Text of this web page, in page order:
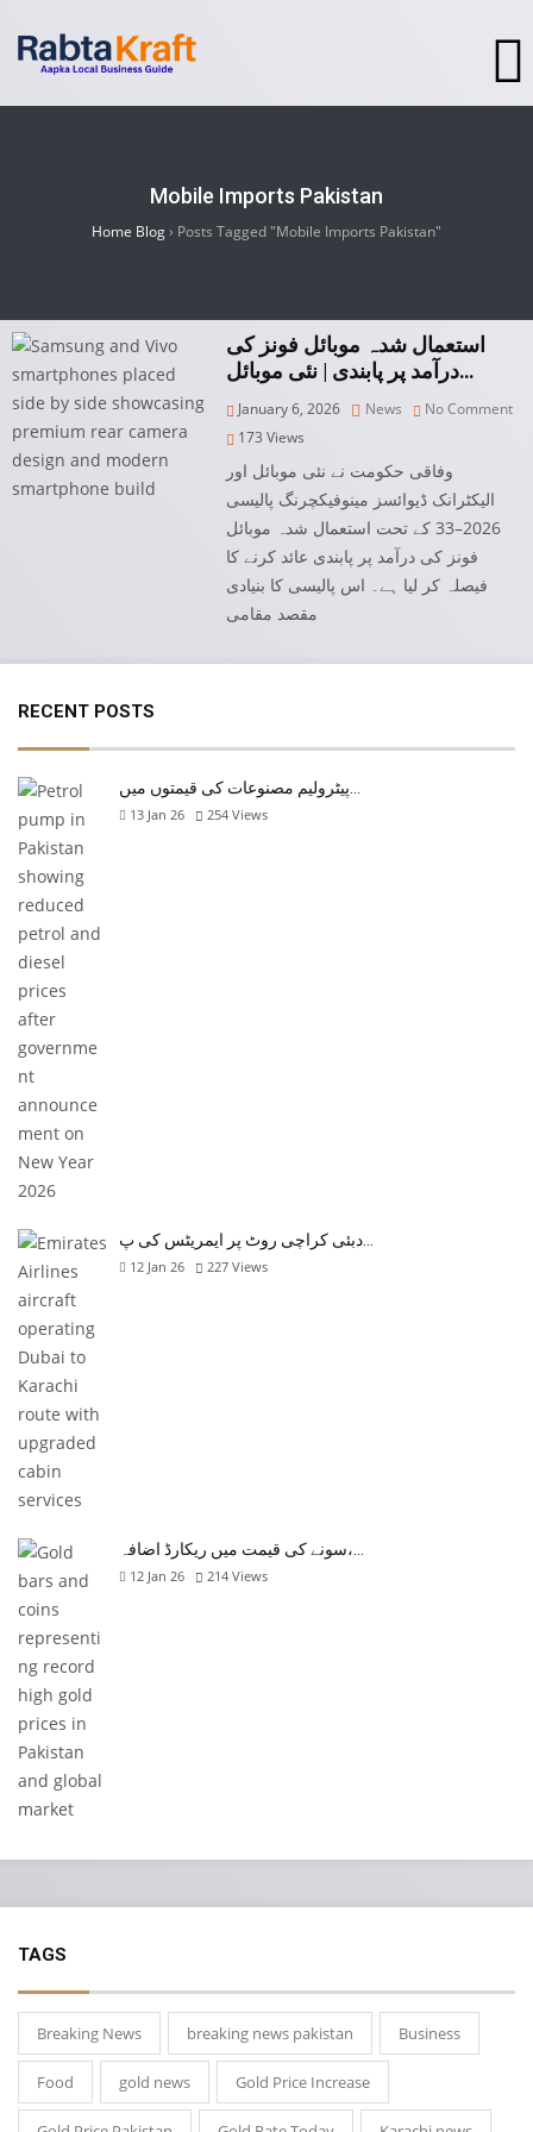
Mobile Imports Pakistan
Home Blog› Posts Tagged "Mobile Imports Pakistan"
استعمال شدہ موبائل فونز کی
درآمد پر پابندی | نئی موبائل…
January 6, 2026 News
No Comment
173Views
وفاقی حکومت نے نئی موبائل اور
الیکٹرانک ڈیوائسز مینوفیکچرنگ پالیسی
2026–33 کے تحت استعمال شدہ موبائل
فونز کی درآمد پر پابندی عائد کرنے کا
فیصلہ کر لیا ہے۔ اس پالیسی کا بنیادی
مقصد مقامی
RECENT POSTS
13 Jan 26 254 Views
12 Jan 26 227 Views
سونے کی قیمت میں ریکارڈ اضافہ،…
12 Jan 26 214 Views
TAGS
Breaking News breaking news pakistan Business
Food gold news Gold Price Increase